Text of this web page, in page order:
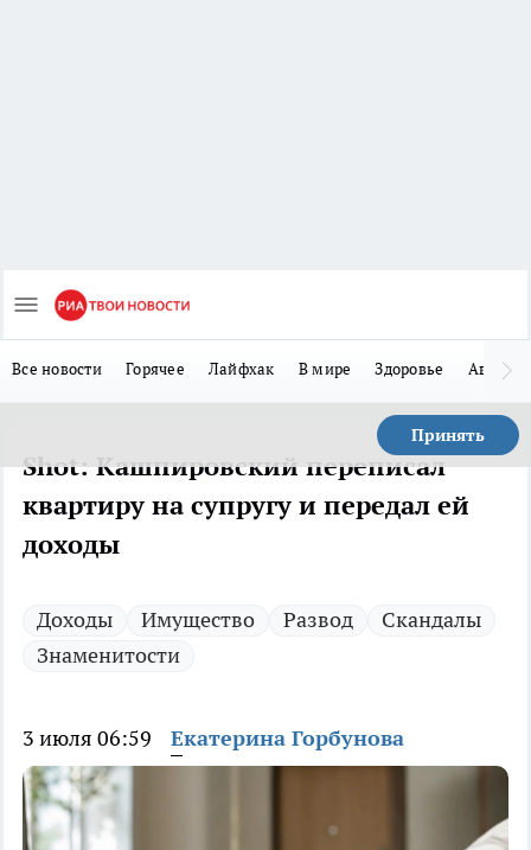
Все новости Горячее Лайфхак В мире Здоровье Авто
Принять
Shot: Кашпировский переписал
квартиру на супругу и передал ей
доходы
Доходы Имущество Развод
Скандалы
Знаменитости
3 июля 06:59 Екатерина Горбунова